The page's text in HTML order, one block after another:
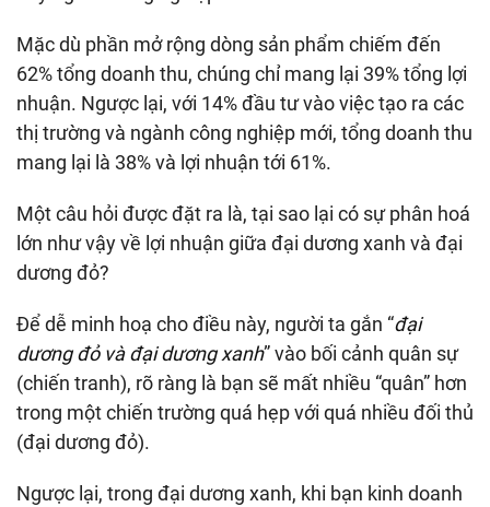
Mặc dù phần mở rộng dòng sản phẩm chiếm đến
62% tổng doanh thu, chúng chỉ mang lại 39% tổng lợi
nhuận. Ngược lại, với 14% đầu tư vào việc tạo ra các
thị trường và ngành công nghiệp mới, tổng doanh thu
mang lại là 38% và lợi nhuận tới 61%.
Một câu hỏi được đặt ra là, tại sao lại có sự phân hoá
lớn như vậy về lợi nhuận giữa đại dương xanh và đại
dương đỏ?
Để dễ minh hoạ cho điều này, người ta gắn “đại
dương đỏ và đại dương xanh” vào bối cảnh quân sự
(chiến tranh), rõ ràng là bạn sẽ mất nhiều “quân” hơn
trong một chiến trường quá hẹp với quá nhiều đối thủ
(đại dương đỏ).
Ngược lại, trong đại dương xanh, khi bạn kinh doanh